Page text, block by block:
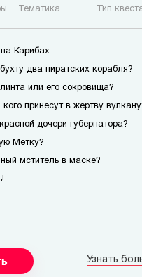
Тематика Тип
Карибах.
два пиратских корабля?
или его сокровища?
кого принесут в жертву
дочери губернатора?
Метку?
мститель в маске?
Узнать